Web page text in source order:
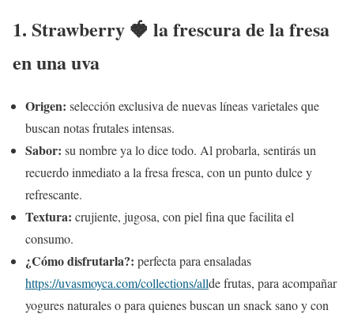
1. Strawberry 🍓 la frescura de la fresa
en una uva
Origen: selección exclusiva de nuevas líneas varietales que
buscan notas frutales intensas.
Sabor: su nombre ya lo dice todo. Al probarla, sentirás un
recuerdo inmediato a la fresa fresca, con un punto dulce y
refrescante.
Textura: crujiente, jugosa, con piel fina que facilita el
consumo.
¿Cómo disfrutarla?: perfecta para ensaladas
https://uvasmoyca.com/collections/allde frutas, para acompañar
yogures naturales o para quienes buscan un snack sano y con